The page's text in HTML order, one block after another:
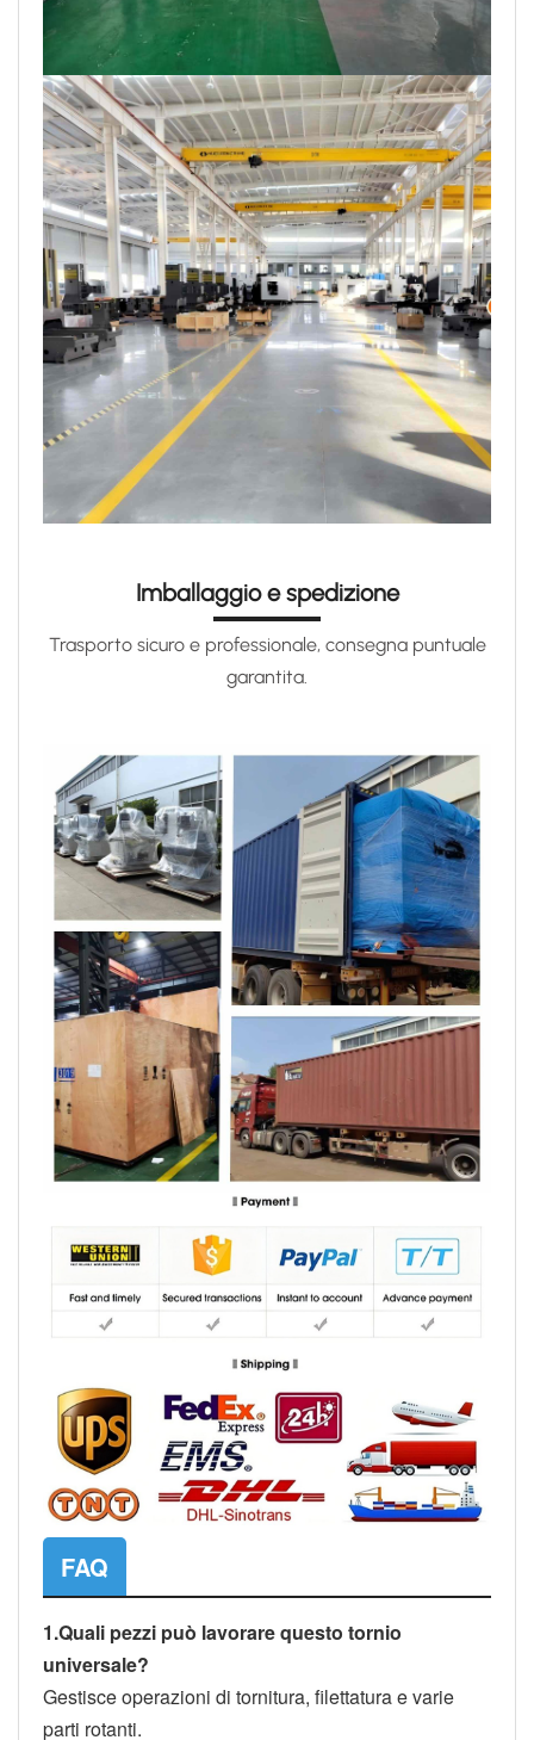
Imballaggio e spedizione
Trasporto sicuro e professionale, consegna puntuale
garantita.
FAQ
1.Quali pezzi può lavorare questo tornio
universale?
Gestisce operazioni di tornitura, filettatura e varie
parti rotanti.